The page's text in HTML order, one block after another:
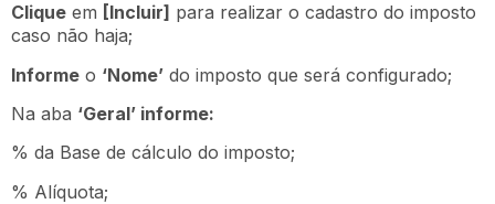
Clique em [Incluir] para realizar o cadastro do imposto
caso não haja;
Informe o ‘Nome’ do imposto que será configurado;
Na aba ‘Geral’ informe:
% da Base de cálculo do imposto;
% Alíquota;